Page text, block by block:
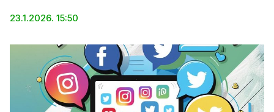
23.1.2026. 15:50